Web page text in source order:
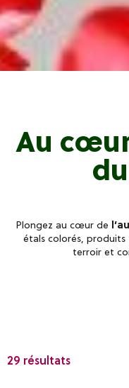
Au
Plongez au cœur de
étals colorés, produits
terroir et
29 résultats